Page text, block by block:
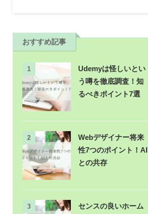
おすすめ記事
1
Udemyは怪しいとい
う噂を徹底調査！知
るべきポイント7選
2
Webデザイナー将来
性7つのポイント！AI
との共存
3
センスの良いホーム